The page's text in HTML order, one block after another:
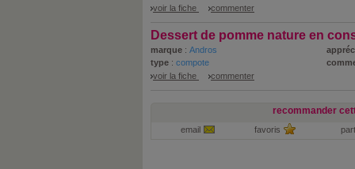
voir la fiche
commenter
Dessert de pomme nature en
marque : Andros
type : compote
voir la fiche
commenter
recommander
email favoris